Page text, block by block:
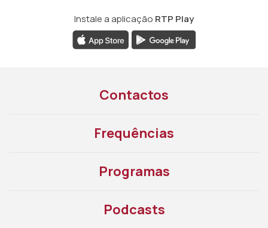
Instale a aplicação RTP Play
Contactos
Frequências
Programas
Podcasts